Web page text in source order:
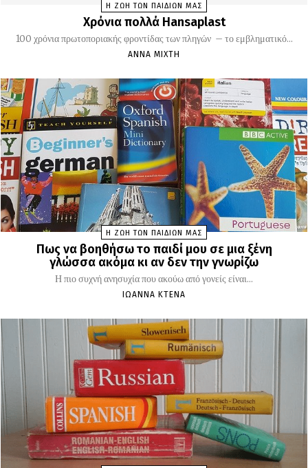
Η ΖΩΗ ΤΩΝ ΠΑΙΔΙΩΝ ΜΑΣ
Χρόνια πολλά Hansaplast
100 χρόνια πρωτοποριακής φροντίδας των πληγών – το εμβληματικό...
ΆΝΝΑ ΜΊΧΤΗ
Η ΖΩΗ ΤΩΝ ΠΑΙΔΙΩΝ ΜΑΣ
Πως να βοηθήσω το παιδί μου σε μια ξένη
γλώσσα ακόμα κι αν δεν την γνωρίζω
Η πιο συχνή ανησυχία που ακούω από γονείς είναι...
ΙΩΆΝΝΑ ΚΤΕΝΆ